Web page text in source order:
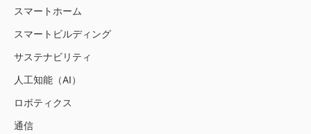
スマートホーム
スマートビルディング
サステナビリティ
人工知能（AI）
ロボティクス
通信